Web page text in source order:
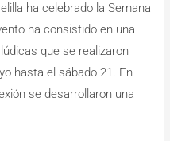
ha celebrado la Semana
ha consistido en una
que se realizaron
hasta el sábado 21. En
se desarrollaron una